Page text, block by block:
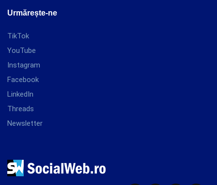
Urmărește-ne
TikTok
YouTube
Instagram
Facebook
LinkedIn
Threads
Newsletter